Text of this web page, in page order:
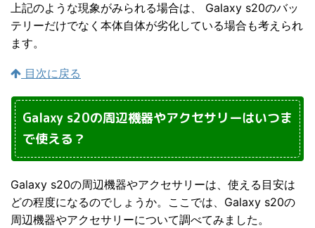
上記のような現象がみられる場合は、 Galaxy s20のバッ
テリーだけでなく本体自体が劣化している場合も考えられ
ます。
目次に戻る
Galaxy s20の周辺機器やアクセサリーはいつま
で使える？
Galaxy s20の周辺機器やアクセサリーは、使える目安は
どの程度になるのでしょうか。ここでは、Galaxy s20の
周辺機器やアクセサリーについて調べてみました。